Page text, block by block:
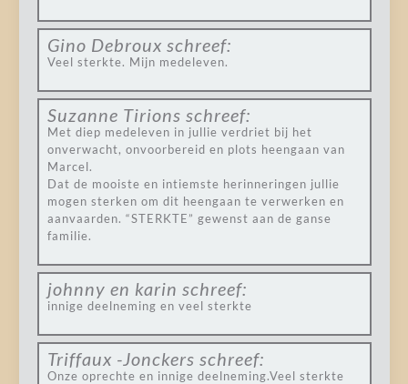
Gino Debroux schreef:
Veel sterkte. Mijn medeleven.
Suzanne Tirions schreef:
Met diep medeleven in jullie verdriet bij het
onverwacht, onvoorbereid en plots heengaan van
Marcel.
Dat de mooiste en intiemste herinneringen jullie
mogen sterken om dit heengaan te verwerken en
aanvaarden. “STERKTE” gewenst aan de ganse
familie.
johnny en karin schreef:
innige deelneming en veel sterkte
Triffaux -Jonckers schreef:
Onze oprechte en innige deelneming.Veel sterkte